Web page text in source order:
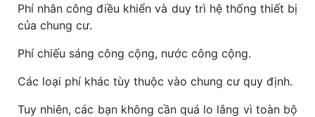
Phí nhân công điều khiển và duy trì hệ thống thiết bị
của chung cư.
Phí chiếu sáng công cộng, nước công cộng.
Các loại phí khác tùy thuộc vào chung cư quy định.
Tuy nhiên, các bạn không cần quá lo lắng vì toàn bộ